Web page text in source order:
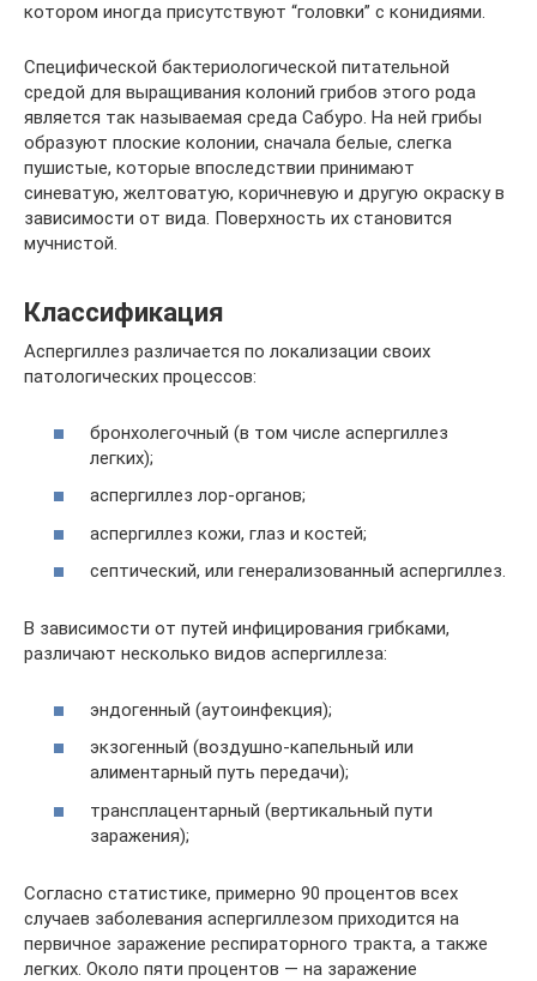
котором иногда присутствуют “головки” с конидиями.
Специфической бактериологической питательной
средой для выращивания колоний грибов этого рода
является так называемая среда Сабуро. На ней грибы
образуют плоские колонии, сначала белые, слегка
пушистые, которые впоследствии принимают
синеватую, желтоватую, коричневую и другую окраску в
зависимости от вида. Поверхность их становится
мучнистой.
Классификация
Аспергиллез различается по локализации своих
патологических процессов:
бронхолегочный (в том числе аспергиллез
легких);
аспергиллез лор-органов;
аспергиллез кожи, глаз и костей;
септический, или генерализованный аспергиллез.
В зависимости от путей инфицирования грибками,
различают несколько видов аспергиллеза:
эндогенный (аутоинфекция);
экзогенный (воздушно-капельный или
алиментарный путь передачи);
трансплацентарный (вертикальный пути
заражения);
Согласно статистике, примерно 90 процентов всех
случаев заболевания аспергиллезом приходится на
первичное заражение респираторного тракта, а также
легких. Около пяти процентов — на заражение